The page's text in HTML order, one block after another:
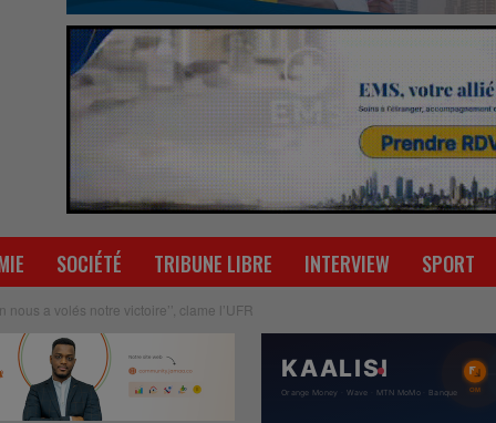
SOCIÉTÉ TRIBUNE LIBRE INTERVIEW SPORT
nous a volés notre victoire’’, clame l’UFR